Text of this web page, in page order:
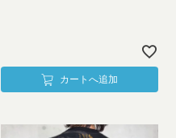
カートへ追加